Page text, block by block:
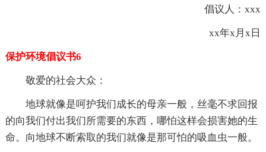
倡议人：xxx
xx年x月x日
保护环境倡议书6
敬爱的社会大众：
地球就像是呵护我们成长的母亲一般，丝毫不求回报
的向我们付出我们所需要的东西，哪怕这样会损害她的生
命。向地球不断索取的我们就像是那可怕的吸血虫一般。